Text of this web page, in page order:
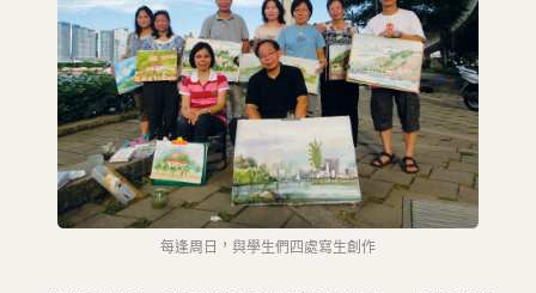
每逢周日，與學生們四處寫生創作